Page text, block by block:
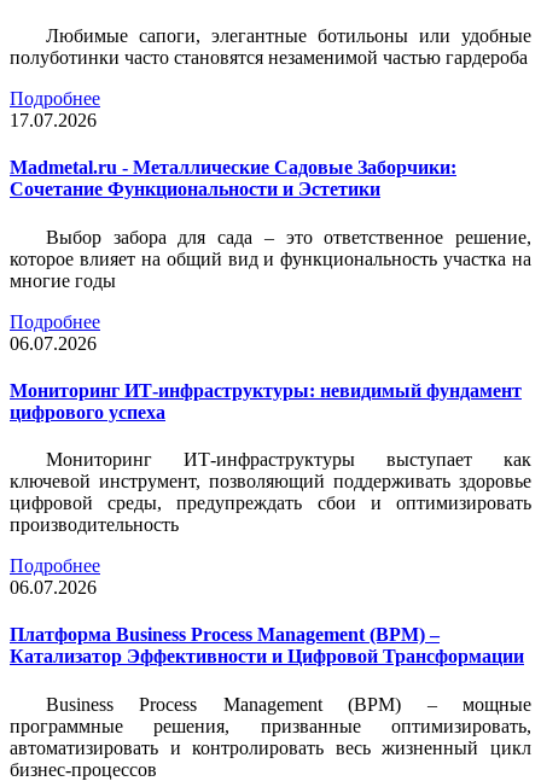
Любимые сапоги, элегантные ботильоны или удобные
полуботинки часто становятся незаменимой частью гардероба
Подробнее
17.07.2026
Madmetal.ru - Металлические Садовые Заборчики:
Сочетание Функциональности и Эстетики
Выбор забора для сада – это ответственное решение,
которое влияет на общий вид и функциональность участка на
многие годы
Подробнее
06.07.2026
Мониторинг ИТ-инфраструктуры: невидимый фундамент
цифрового успеха
Мониторинг ИТ-инфраструктуры выступает как
ключевой инструмент, позволяющий поддерживать здоровье
цифровой среды, предупреждать сбои и оптимизировать
производительность
Подробнее
06.07.2026
Платформа Business Process Management (BPM) –
Катализатор Эффективности и Цифровой Трансформации
Business Process Management (BPM) – мощные
программные решения, призванные оптимизировать,
автоматизировать и контролировать весь жизненный цикл
бизнес-процессов